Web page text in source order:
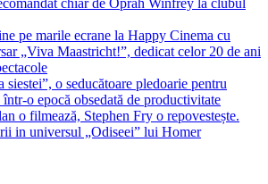
chiar de Oprah Winfrey la clubul
pe marile ecrane la Happy Cinema cu
„Viva Maastricht!”, dedicat celor 20 de ani
o seducătoare pledoarie pentru
o epocă obsedată de productivitate
o filmează, Stephen Fry o repovestește.
in universul „Odiseei” lui Homer